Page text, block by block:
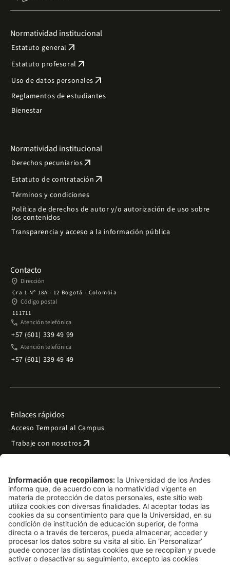
Normatividad institucional
Estatuto general arrow_outward
Estatuto profesoral arrow_outward
Uso de datos personales arrow_outward
Reglamentos de estudiantes
Bienestar
Normatividad institucional
Derechos pecuniariosarrow_outward
Estatuto de contratación arrow_outward
Términos y condiciones
Política de derechos de autor y/o autorización de uso sobre
los contenidos
Transparencia y acceso a la información pública
Contacto
place Dirección
Cra 1 Nº 18A - 12 Bogotá - Colombia
place Código postal
111711
phone Atención telefónica
+57 (601) 339 49 99
phone Atención telefónica
+57 (601) 339 49 49
Enlaces rápidos
Acceso Temporal al Campus
Trabaje con nosotrosarrow_outward
Preguntas frecuentes
Filantropía y donacionesarrow_outward
Mapa del sitio arrow_outward
Síguenos
LinkedIn